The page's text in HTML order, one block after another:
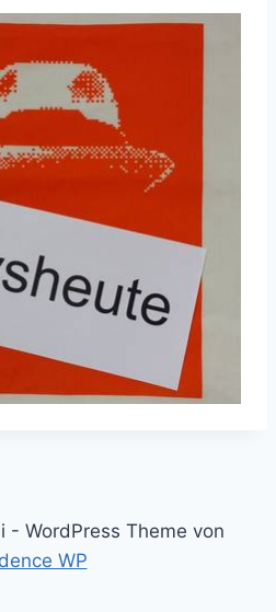
WordPress Theme von
WP